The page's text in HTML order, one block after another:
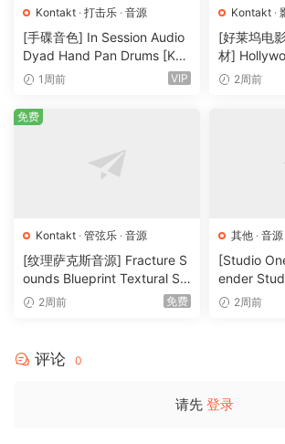
DECCA TREE MIC POSITION. SUSTAINS
WHISPER QUIET TO FORTE. 3X LEGATO
EXPRESSIVE NOTE SHAPE TYPES.
SHAPE. 5 DYN X16 RR STACCATO. AIR
TONES 16RR. TONGUE RAMS. TRIPLE
Kontakt · 打击乐 · 音源
[手碟音色] In Session Audio
Dyad Hand Pan Drums [KO
NTAKT]（4.33GB）
1周前 VIP
Kontakt ·
特殊· 音源
[好莱坞电
材]
FUTURE
2周前
Kontakt · 管弦乐 · 音源
[纹理萨克斯音源] Fracture S
ounds Blueprint Textural Sa
x (Woodwind Experiments)
2周前 免费
免费
其他 · 音源
[Studio
ender
nt 2026-
2周前
评论 0
请先 登录